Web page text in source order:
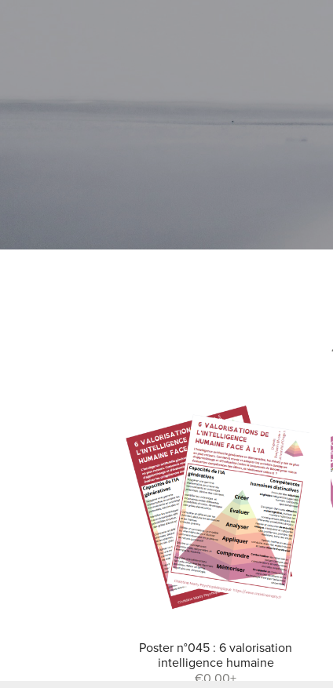
Poster n°045 : 6 valorisation
intelligence humaine
€0.00+